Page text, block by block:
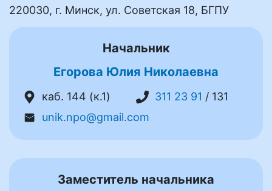
220030, г. Минск, ул. Советская 18, БГПУ
Начальник
Егорова Юлия Николаевна
каб. 144 (к.1) 311 23 91 / 131
unik.npo@gmail.com
Заместитель начальника